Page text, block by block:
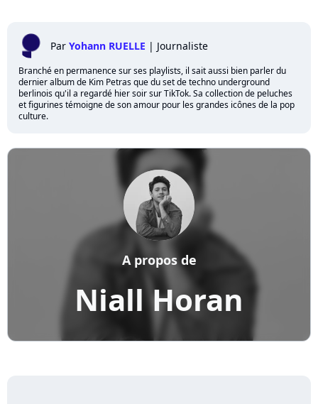
Par Yohann RUELLE | Journaliste
Branché en permanence sur ses playlists, il sait aussi bien parler du
dernier album de Kim Petras que du set de techno underground
berlinois qu'il a regardé hier soir sur TikTok. Sa collection de peluches
et figurines témoigne de son amour pour les grandes icônes de la pop
culture.
Niall Horan
A propos de